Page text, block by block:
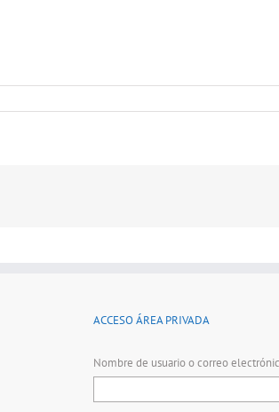
ACCESO ÁREA PRIVADA
Nombre de usuario o correo